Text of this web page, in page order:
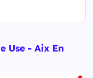
Use - Aix En